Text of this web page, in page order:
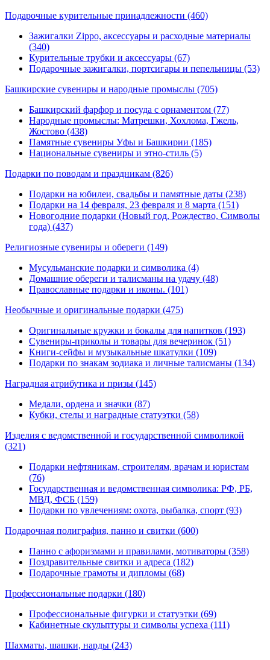
Подарочные курительные принадлежности (460)
Зажигалки Zippo, аксессуары и расходные материалы
(340)
Курительные трубки и аксессуары (67)
Подарочные зажигалки, портсигары и пепельницы (53)
Башкирские сувениры и народные промыслы (705)
Башкирский фарфор и посуда с орнаментом (77)
Народные промыслы: Матрешки, Хохлома, Гжель,
Жостово (438)
Памятные сувениры Уфы и Башкирии (185)
Национальные сувениры и этно-стиль (5)
Подарки по поводам и праздникам (826)
Подарки на юбилеи, свадьбы и памятные даты (238)
Подарки на 14 февраля, 23 февраля и 8 марта (151)
Новогодние подарки (Новый год, Рождество, Символы
года) (437)
Религиозные сувениры и обереги (149)
Мусульманские подарки и символика (4)
Домашние обереги и талисманы на удачу (48)
Православные подарки и иконы. (101)
Необычные и оригинальные подарки (475)
Оригинальные кружки и бокалы для напитков (193)
Сувениры-приколы и товары для вечеринок (51)
Книги-сейфы и музыкальные шкатулки (109)
Подарки по знакам зодиака и личные талисманы (134)
Наградная атрибутика и призы (145)
Медали, ордена и значки (87)
Кубки, стелы и наградные статуэтки (58)
Изделия с ведомственной и государственной символикой
(321)
Подарки нефтяникам, строителям, врачам и юристам
(76)
Государственная и ведомственная символика: РФ, РБ,
МВД, ФСБ (159)
Подарки по увлечениям: охота, рыбалка, спорт (93)
Подарочная полиграфия, панно и свитки (600)
Панно с афоризмами и правилами, мотиваторы (358)
Поздравительные свитки и адреса (182)
Подарочные грамоты и дипломы (68)
Профессиональные подарки (180)
Профессиональные фигурки и статуэтки (69)
Кабинетные скульптуры и символы успеха (111)
Шахматы, шашки, нарды (243)